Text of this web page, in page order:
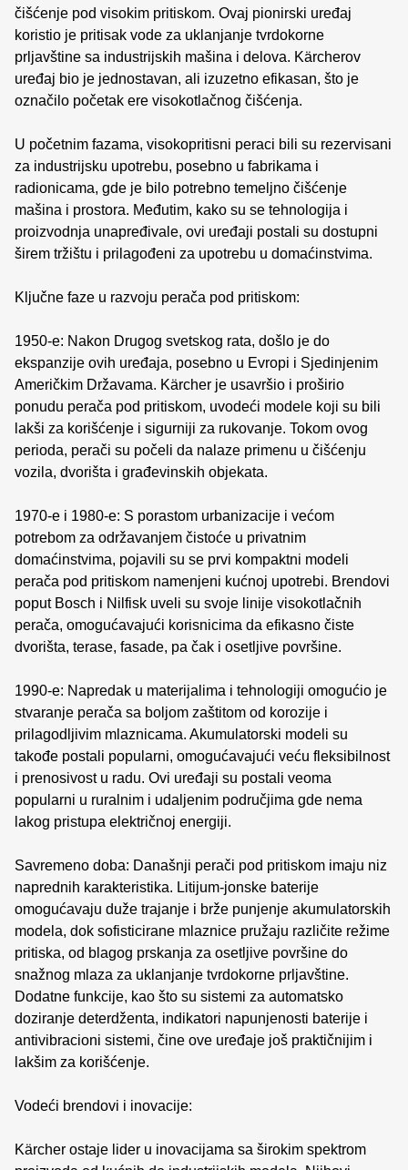
čišćenje pod visokim pritiskom. Ovaj pionirski uređaj
koristio je pritisak vode za uklanjanje tvrdokorne
prljavštine sa industrijskih mašina i delova. Kärcherov
uređaj bio je jednostavan, ali izuzetno efikasan, što je
označilo početak ere visokotlačnog čišćenja.
U početnim fazama, visokopritisni peraci bili su rezervisani
za industrijsku upotrebu, posebno u fabrikama i
radionicama, gde je bilo potrebno temeljno čišćenje
mašina i prostora. Međutim, kako su se tehnologija i
proizvodnja unapređivale, ovi uređaji postali su dostupni
širem tržištu i prilagođeni za upotrebu u domaćinstvima.
Ključne faze u razvoju perača pod pritiskom:
1950-e: Nakon Drugog svetskog rata, došlo je do
ekspanzije ovih uređaja, posebno u Evropi i Sjedinjenim
Američkim Državama. Kärcher je usavršio i proširio
ponudu perača pod pritiskom, uvodeći modele koji su bili
lakši za korišćenje i sigurniji za rukovanje. Tokom ovog
perioda, perači su počeli da nalaze primenu u čišćenju
vozila, dvorišta i građevinskih objekata.
1970-e i 1980-e: S porastom urbanizacije i većom
potrebom za održavanjem čistoće u privatnim
domaćinstvima, pojavili su se prvi kompaktni modeli
perača pod pritiskom namenjeni kućnoj upotrebi. Brendovi
poput Bosch i Nilfisk uveli su svoje linije visokotlačnih
perača, omogućavajući korisnicima da efikasno čiste
dvorišta, terase, fasade, pa čak i osetljive površine.
1990-e: Napredak u materijalima i tehnologiji omogućio je
stvaranje perača sa boljom zaštitom od korozije i
prilagodljivim mlaznicama. Akumulatorski modeli su
takođe postali popularni, omogućavajući veću fleksibilnost
i prenosivost u radu. Ovi uređaji su postali veoma
popularni u ruralnim i udaljenim područjima gde nema
lakog pristupa električnoj energiji.
Savremeno doba: Današnji perači pod pritiskom imaju niz
naprednih karakteristika. Litijum-jonske baterije
omogućavaju duže trajanje i brže punjenje akumulatorskih
modela, dok sofisticirane mlaznice pružaju različite režime
pritiska, od blagog prskanja za osetljive površine do
snažnog mlaza za uklanjanje tvrdokorne prljavštine.
Dodatne funkcije, kao što su sistemi za automatsko
doziranje deterdženta, indikatori napunjenosti baterije i
antivibracioni sistemi, čine ove uređaje još praktičnijim i
lakšim za korišćenje.
Vodeći brendovi i inovacije:
Kärcher ostaje lider u inovacijama sa širokim spektrom